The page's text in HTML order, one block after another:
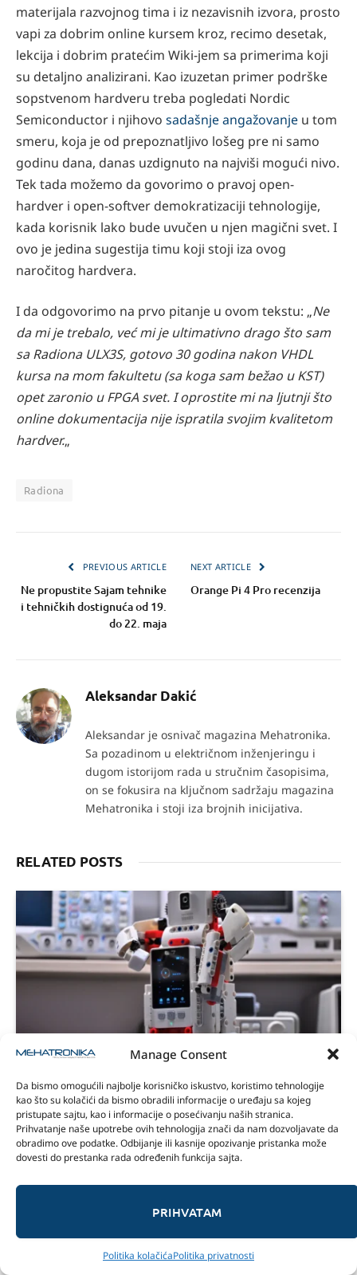
Manage Consent
Da bismo omogućili najbolje korisničko iskustvo, koristimo tehnologije
kao što su kolačići da bismo obradili informacije o uređaju sa kojeg
pristupate sajtu, kao i informacije o posećivanju naših stranica.
Prihvatanje naše upotrebe ovih tehnologija znači da nam dozvoljavate da
obradimo ove podatke. Odbijanje ili kasnije opozivanje pristanka može
dovesti do prestanka rada određenih funkcija sajta.
PRIHVATAM
Politika kolačićaPolitika privatnosti
materijala razvojnog tima i iz nezavisnih izvora, prosto
vapi za dobrim online kursem kroz, recimo desetak,
lekcija i dobrim pratećim Wiki-jem sa primerima koji
su detaljno analizirani. Kao izuzetan primer podrške
sopstvenom hardveru treba pogledati Nordic
Semiconductor i njihovo sadašnje angažovanje u tom
smeru, koja je od prepoznatljivo lošeg pre ni samo
godinu dana, danas uzdignuto na najviši mogući nivo.
Tek tada možemo da govorimo o pravoj open-
hardver i open-softver demokratizaciji tehnologije,
kada korisnik lako bude uvučen u njen magični svet. I
ovo je jedina sugestija timu koji stoji iza ovog
naročitog hardvera.
I da odgovorimo na prvo pitanje u ovom tekstu: „Ne
da mi je trebalo, već mi je ultimativno drago što sam
sa Radiona ULX3S, gotovo 30 godina nakon VHDL
kursa na mom fakultetu (sa koga sam bežao u KST)
opet zaronio u FPGA svet. I oprostite mi na ljutnji što
online dokumentacija nije ispratila svojim kvalitetom
hardver.„
Radiona
PREVIOUS ARTICLE
Ne propustite Sajam tehnike
i tehničkih dostignuća od 19.
do 22. maja
NEXT ARTICLE
Orange Pi 4 Pro recenzija
Aleksandar Dakić
Aleksandar je osnivač magazina Mehatronika.
Sa pozadinom u električnom inženjeringu i
dugom istorijom rada u stručnim časopisima,
on se fokusira na ključnom sadržaju magazina
Mehatronika i stoji iza brojnih inicijativa.
RELATED POSTS
ZMROBO Innovation Storm recenzija
9.5
31/07/2026